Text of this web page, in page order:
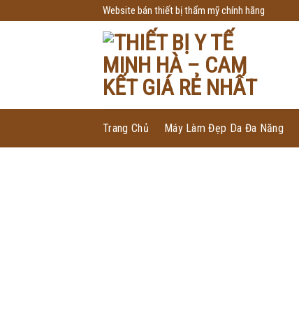
to
Website bán thiết bị thẩm mỹ chính hãng
Trang Chủ Máy Làm Đẹp Da Đa Năng